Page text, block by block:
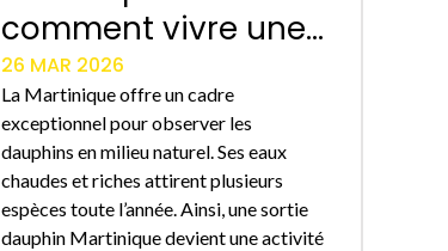
comment vivre une...
26 MAR 2026
La Martinique offre un cadre
exceptionnel pour observer les
dauphins en milieu naturel. Ses eaux
chaudes et riches attirent plusieurs
espèces toute l’année. Ainsi, une sortie
dauphin Martinique devient une activité